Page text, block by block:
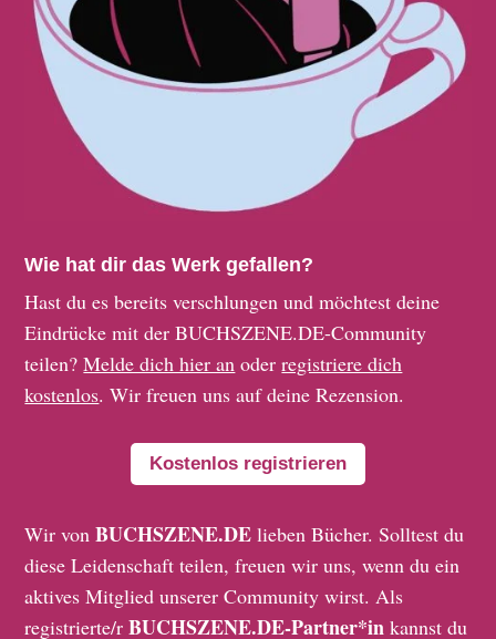
Wie hat dir das Werk gefallen?
Hast du es bereits verschlungen und möchtest deine
Eindrücke mit der BUCHSZENE.DE-Community
teilen?Melde dich hier an oderregistriere dich
kostenlos. Wir freuen uns auf deine Rezension.
Kostenlos registrieren
Wir vonBUCHSZENE.DE lieben Bücher. Solltest du
diese Leidenschaft teilen, freuen wir uns, wenn du ein
aktives Mitglied unserer Community wirst. Als
registrierte/rBUCHSZENE.DE-Partner*in kannst du